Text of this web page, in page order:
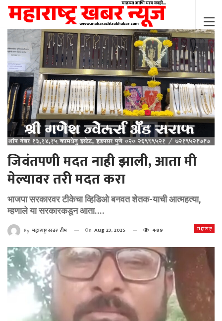
जिवंतपणी मदत नाही झाली, आता मी
मेल्यावर तरी मदत करा
भाजपा सरकारवर टीकेचा व्हिडिओ बनवत शेतक-याची आत्महत्या,
म्हणाले या सरकारकडून आता....
महाराष्ट्र
By महाराष्ट्र खबर टीम On Aug 23, 2025 489